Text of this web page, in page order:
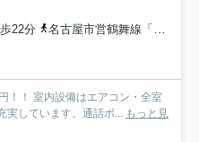
22分
名古屋市営鶴舞線「塩釜口」駅 徒歩25分
！！ 室内設備はエアコン・全室
実しています。通話ボ... もっと見